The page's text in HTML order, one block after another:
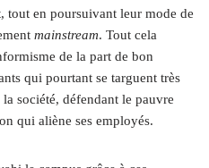
tout en poursuivant leur mode de
mainstream. Tout cela
de la part de bon
qui pourtant se targuent très
société, défendant le pauvre
qui aliène ses employés.